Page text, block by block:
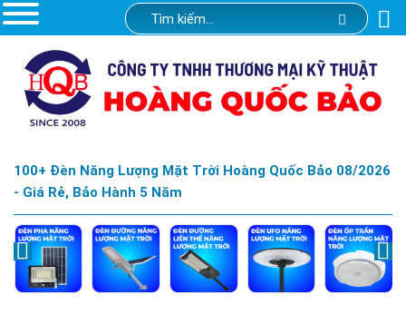
100+ Đèn Năng Lượng Mặt Trời Hoàng Quốc Bảo 08/2026
- Giá Rẻ, Bảo Hành 5 Năm